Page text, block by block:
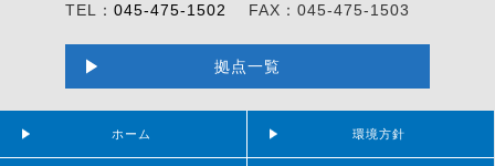
TEL： 045-475-1502 FAX：045-475-1503
拠点一覧
ホーム 環境方針